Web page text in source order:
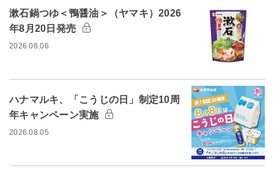
漱石鍋つゆ＜鴨醤油＞（ヤマキ）2026
年8月20日発売
2026.08.06
ハナマルキ、「こうじの日」制定10周
年キャンペーン実施
2026.08.05